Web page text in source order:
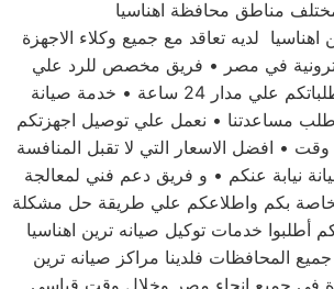
اهناسيا لديه تعاقد مع جميع وكلاء الاجهزة
في مصر • فريق مخصص للرد علي
استفساركم وطلباتكم علي مدار 24 ساعة • خدمة صيانة
مساعدتنا • نعمل علي توصيل اجهزتكم
• افضل الاسعار التي لا تقبل المنافسة
نيابة عنكم • و فريق دعم فني لمعالجة
بكم واطلاعكم علي طريقة حل مشكلة
أطلبوا خدمات توكيل صيانه ترين اهناسيا
المحافظات فلدينا مراكز صيانه ترين
في جميع انحاء مصر وخلال وقت قياسي